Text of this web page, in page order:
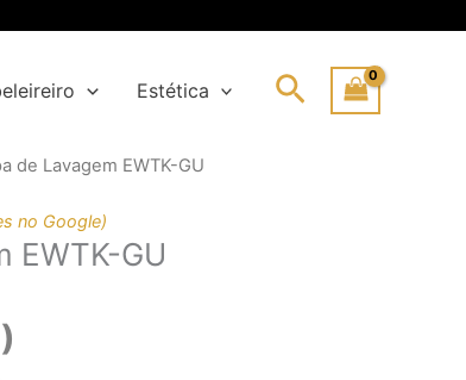
Estética Search
de Lavagem EWTK-GU
no Google)
EWTK-GU